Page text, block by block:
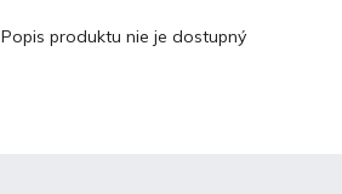
Popis produktu nie je dostupný